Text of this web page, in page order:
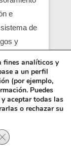
e
de
y
correcta
de
sanitario,
fines analíticos y
a un perfil
(por ejemplo,
Puedes
aceptar todas las
o rechazar su
Cerrar el banner de